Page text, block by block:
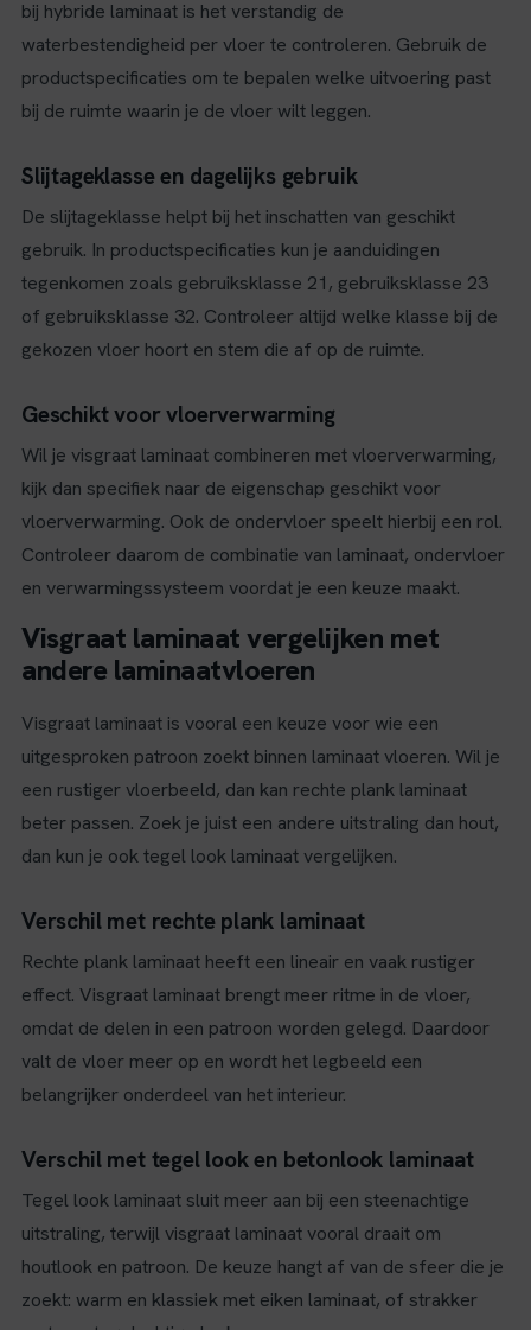
bij hybride laminaat is het verstandig de
waterbestendigheid per vloer te controleren. Gebruik de
productspecificaties om te bepalen welke uitvoering past
bij de ruimte waarin je de vloer wilt leggen.
Slijtageklasse en dagelijks gebruik
De slijtageklasse helpt bij het inschatten van geschikt
gebruik. In productspecificaties kun je aanduidingen
tegenkomen zoals gebruiksklasse 21, gebruiksklasse 23
of gebruiksklasse 32. Controleer altijd welke klasse bij de
gekozen vloer hoort en stem die af op de ruimte.
Geschikt voor vloerverwarming
Wil je visgraat laminaat combineren met vloerverwarming,
kijk dan specifiek naar de eigenschap geschikt voor
vloerverwarming. Ook de ondervloer speelt hierbij een rol.
Controleer daarom de combinatie van laminaat, ondervloer
en verwarmingssysteem voordat je een keuze maakt.
Visgraat laminaat vergelijken met
andere laminaatvloeren
Visgraat laminaat is vooral een keuze voor wie een
uitgesproken patroon zoekt binnen laminaat vloeren. Wil je
een rustiger vloerbeeld, dan kan rechte plank laminaat
beter passen. Zoek je juist een andere uitstraling dan hout,
dan kun je ook tegel look laminaat vergelijken.
Verschil met rechte plank laminaat
Rechte plank laminaat heeft een lineair en vaak rustiger
effect. Visgraat laminaat brengt meer ritme in de vloer,
omdat de delen in een patroon worden gelegd. Daardoor
valt de vloer meer op en wordt het legbeeld een
belangrijker onderdeel van het interieur.
Verschil met tegel look en betonlook laminaat
Tegel look laminaat sluit meer aan bij een steenachtige
uitstraling, terwijl visgraat laminaat vooral draait om
houtlook en patroon. De keuze hangt af van de sfeer die je
zoekt: warm en klassiek met eiken laminaat, of strakker